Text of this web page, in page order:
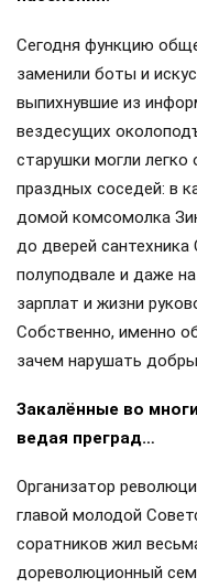
Сегодня функцию
заменили боты и
выпихнувшие из
вездесущих
старушки могли
праздных соседей: в
домой комсомолка
до дверей
полуподвале и даже
зарплат и жизни
Собственно, именно
зачем нарушать
Закалённые во
ведая преград…
Организатор
главой молодой
соратников жил
дореволюционный